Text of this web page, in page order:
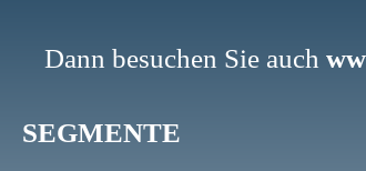
Dann besuchen Sie auch
SEGMENTE